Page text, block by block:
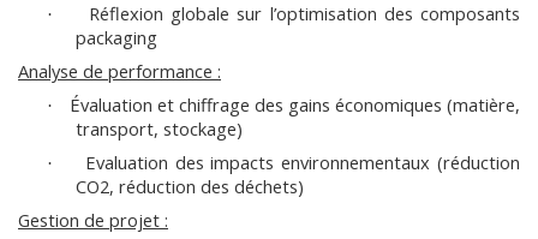
·
Réflexion globale sur l’optimisation des composants
packaging
Analyse de performance :
·
Évaluation et chiffrage des gains économiques (matière,
transport, stockage)
·
Evaluation des impacts environnementaux (réduction
CO2, réduction des déchets)
Gestion de projet :